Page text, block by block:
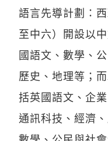
語言先導計劃：
至中六）開設以
國語文、數學、
歷史、地理等；
括英國語文、企
通訊科技、經濟